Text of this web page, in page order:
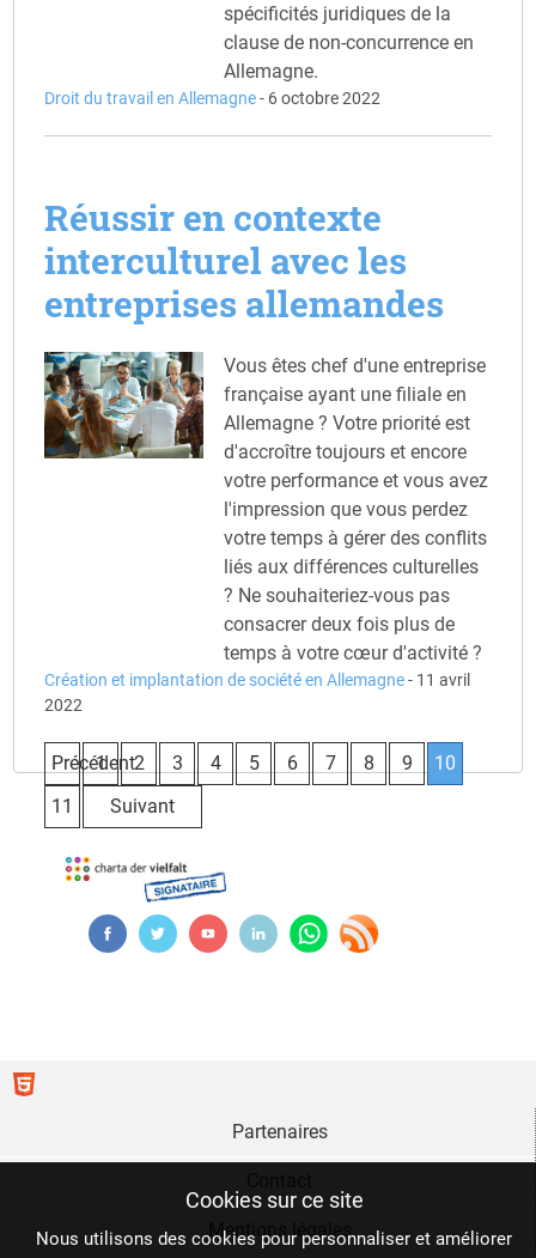
spécificités juridiques de la
clause de non-concurrence en
Allemagne.
Droit du travail en Allemagne- 6 octobre 2022
Réussir en contexte
interculturel avec les
entreprises allemandes
Vous êtes chef d'une entreprise
française ayant une filiale en
Allemagne ? Votre priorité est
d'accroître toujours et encore
votre performance et vous avez
l'impression que vous perdez
votre temps à gérer des conflits
liés aux différences culturelles
? Ne souhaiteriez-vous pas
consacrer deux fois plus de
temps à votre cœur d'activité ?
Création et implantation de société en Allemagne- 11 avril
2022
Précédent
1 2 3 4 5 6 7 8 9
10
11
Suivant
Cookies sur ce site
Nous utilisons des cookies pour personnaliser et améliorer
Partenaires
Mentions légales